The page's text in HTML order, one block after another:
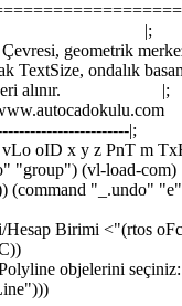
Çevre |;
Çevresi, geometrik
TextSize, ondalık
değeri alınır. |;
|;
oID x y z PnT m
"group") (vl-load-com)
(command "_.undo"
Hesap Birimi <"(rtos
objelerini